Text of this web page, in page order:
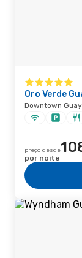
Oro Verde
Downtown
preço desde
por noite